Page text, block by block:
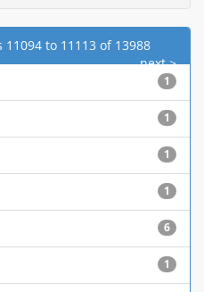
to 11113 of 13988
next >
1
1
1
1
6
1